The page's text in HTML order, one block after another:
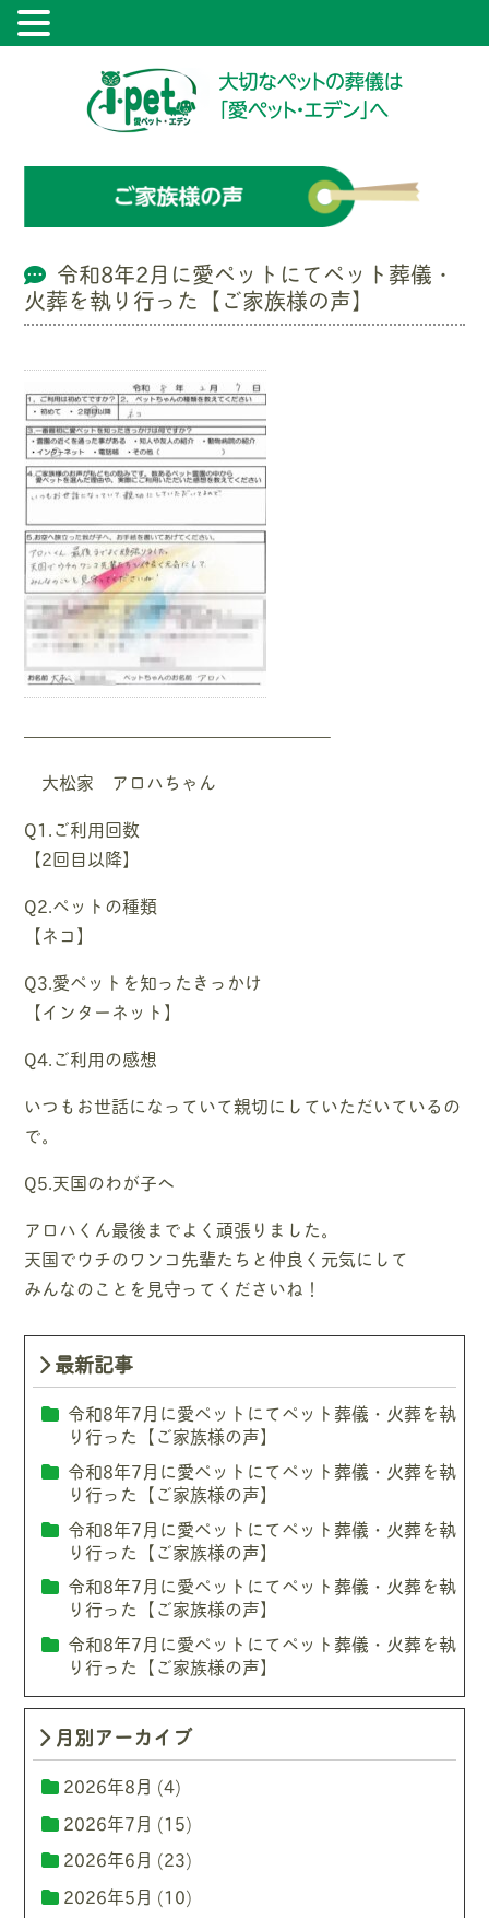
令和8年2月に愛ペットにてペット葬儀・
火葬を執り行った【ご家族様の声】
—————————————————–
大松家 アロハちゃん
Q1.ご利用回数
【2回目以降】
Q2.ペットの種類
【ネコ】
Q3.愛ペットを知ったきっかけ
【インターネット】
Q4.ご利用の感想
いつもお世話になっていて親切にしていただいているの
で。
Q5.天国のわが子へ
アロハくん最後までよく頑張りました。
天国でウチのワンコ先輩たちと仲良く元気にして
みんなのことを見守ってくださいね！
最新記事
令和8年7月に愛ペットにてペット葬儀・火葬を執
り行った【ご家族様の声】
令和8年7月に愛ペットにてペット葬儀・火葬を執
り行った【ご家族様の声】
令和8年7月に愛ペットにてペット葬儀・火葬を執
り行った【ご家族様の声】
令和8年7月に愛ペットにてペット葬儀・火葬を執
り行った【ご家族様の声】
令和8年7月に愛ペットにてペット葬儀・火葬を執
り行った【ご家族様の声】
月別アーカイブ
2026年8月 (4)
2026年7月 (15)
2026年6月 (23)
2026年5月 (10)